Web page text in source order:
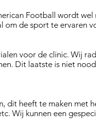
Football wordt
de sport te ervaren
voor de clinic. Wij
Dit laatste is niet
dit heeft te maken met
Wij kunnen een